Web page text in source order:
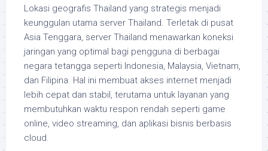
Lokasi geografis Thailand yang strategis menjadi
keunggulan utama server Thailand. Terletak di pusat
Asia Tenggara, server Thailand menawarkan koneksi
jaringan yang optimal bagi pengguna di berbagai
negara tetangga seperti Indonesia, Malaysia, Vietnam,
dan Filipina. Hal ini membuat akses internet menjadi
lebih cepat dan stabil, terutama untuk layanan yang
membutuhkan waktu respon rendah seperti game
online, video streaming, dan aplikasi bisnis berbasis
cloud.